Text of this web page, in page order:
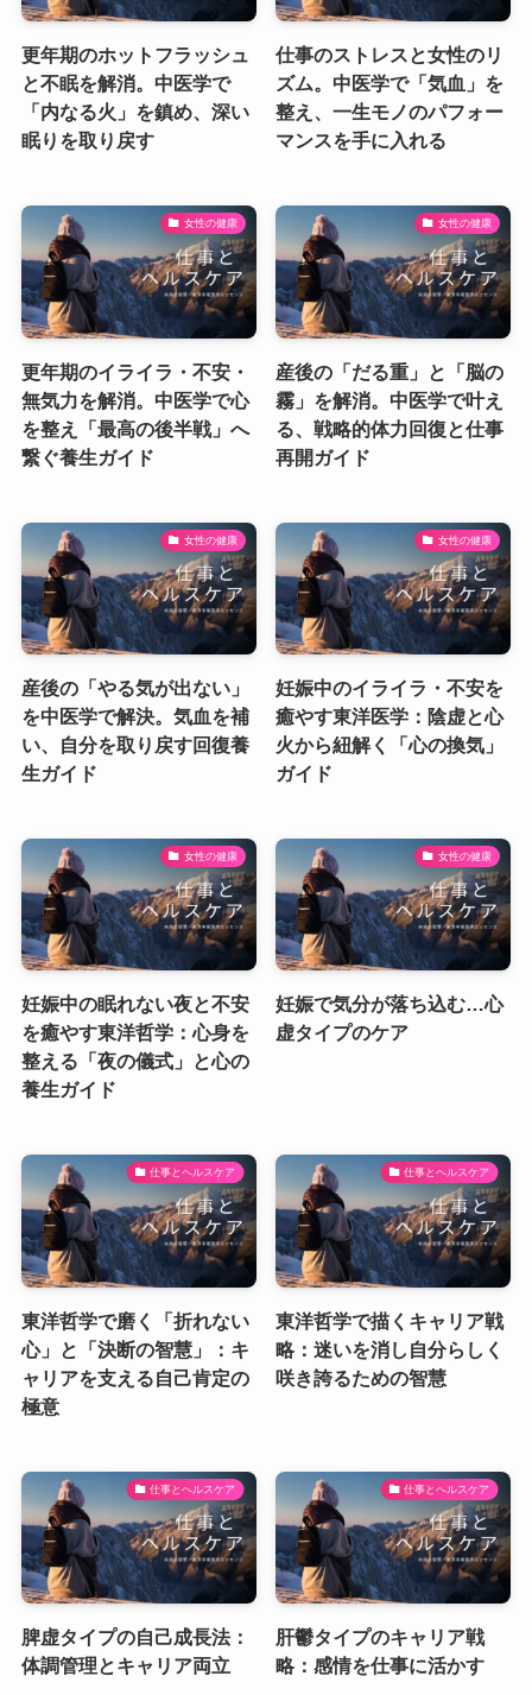
更年期のホットフラッシュ
と不眠を解消。中医学で
「内なる火」を鎮め、深い
眠りを取り戻す
仕事のストレスと女性のリ
ズム。中医学で「気血」を
整え、一生モノのパフォー
マンスを手に入れる
女性の健康
更年期のイライラ・不安・
無気力を解消。中医学で心
を整え「最高の後半戦」へ
繋ぐ養生ガイド
女性の健康
産後の「だる重」と「脳の
霧」を解消。中医学で叶え
る、戦略的体力回復と仕事
再開ガイド
女性の健康
産後の「やる気が出ない」
を中医学で解決。気血を補
い、自分を取り戻す回復養
生ガイド
女性の健康
妊娠中のイライラ・不安を
癒やす東洋医学：陰虚と心
火から紐解く「心の換気」
ガイド
女性の健康
妊娠中の眠れない夜と不安
を癒やす東洋哲学：心身を
整える「夜の儀式」と心の
養生ガイド
女性の健康
妊娠で気分が落ち込む…心
虚タイプのケア
仕事とヘルスケア
東洋哲学で磨く「折れない
心」と「決断の智慧」：キ
ャリアを支える自己肯定の
極意
仕事とヘルスケア
東洋哲学で描くキャリア戦
略：迷いを消し自分らしく
咲き誇るための智慧
仕事とヘルスケア
脾虚タイプの自己成長法：
体調管理とキャリア両立
仕事とヘルスケア
肝鬱タイプのキャリア戦
略：感情を仕事に活かす